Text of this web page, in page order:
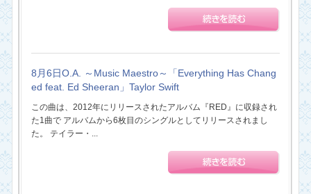
8月6日O.A. ～Music Maestro～「Everything Has Chang
ed feat. Ed Sheeran」Taylor Swift
この曲は、2012年にリリースされたアルバム『RED』に収録され
た1曲で アルバムから6枚目のシングルとしてリリースされまし
た。 テイラー・...